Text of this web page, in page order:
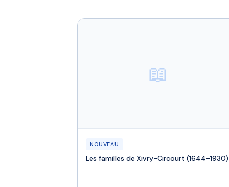
📖
NOUVEAU
Les familles de Xivry-Circourt (1644–1930)